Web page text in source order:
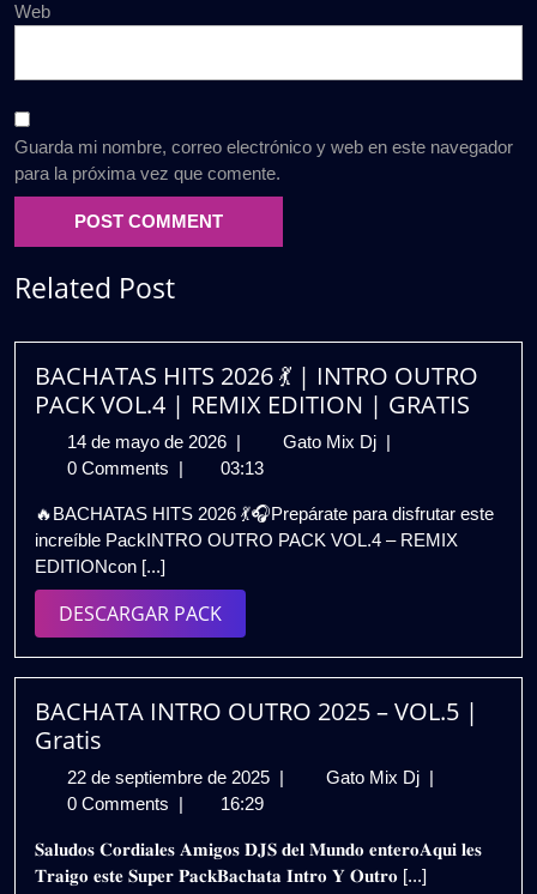
Web
Guarda mi nombre, correo electrónico y web en este navegador
para la próxima vez que comente.
Related Post
BACHATAS HITS 2026 💃 | INTRO OUTRO
PACK VOL.4 | REMIX EDITION | GRATIS
14 de mayo de 2026 14
de
de
2026
Gato Mix Dj BACHATAS
💃
|
VOL.4
|
REMIX
GRATIS
0 Comments
03:13
🔥BACHATAS HITS 2026 💃🎧Prepárate para disfrutar este
increíble PackINTRO OUTRO PACK VOL.4 – REMIX
EDITIONcon [...]
DESCARGAR PACKDESCARGAR
PACK
BACHATA INTRO OUTRO 2025 – VOL.5 |
Gratis
22 de septiembre de 2025 22
de
2025
Gato Mix Dj BACHATA
2025
–
0 Comments
16:29
𝐒𝐚𝐥𝐮𝐝𝐨𝐬 𝐂𝐨𝐫𝐝𝐢𝐚𝐥𝐞𝐬 𝐀𝐦𝐢𝐠𝐨𝐬 𝐃𝐉𝐒 𝐝𝐞𝐥 𝐌𝐮𝐧𝐝𝐨 𝐞𝐧𝐭𝐞𝐫𝐨𝐀𝐪𝐮𝐢 𝐥𝐞𝐬
𝐓𝐫𝐚𝐢𝐠𝐨 𝐞𝐬𝐭𝐞 𝐒𝐮𝐩𝐞𝐫 𝐏𝐚𝐜𝐤𝐁𝐚𝐜𝐡𝐚𝐭𝐚 𝐈𝐧𝐭𝐫𝐨 𝐘 𝐎𝐮𝐭𝐫𝐨 [...]